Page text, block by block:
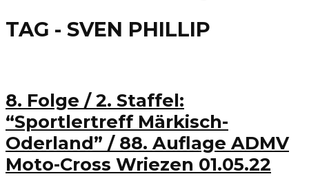
TAG - SVEN PHILLIP
8. Folge / 2. Staffel:
“Sportlertreff Märkisch-
Oderland” / 88. Auflage ADMV
Moto-Cross Wriezen 01.05.22